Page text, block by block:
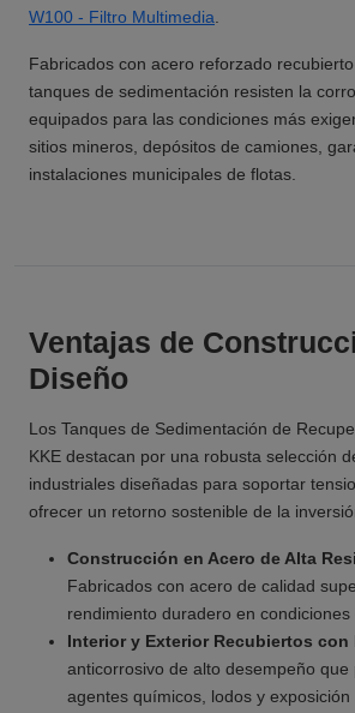
W100 - Filtro Multimedia
Fabricados con acero reforzado
tanques de sedimentación resisten la
equipados para las condiciones más
sitios mineros, depósitos de camiones,
instalaciones municipales de flotas.
Ventajas de
Diseño
Los Tanques de Sedimentación de
KKE destacan por una robusta selección
industriales diseñadas para soportar
ofrecer un retorno sostenible de la
Construcción en Acero de Alta
Fabricados con acero de calidad
rendimiento duradero en condiciones
Interior y Exterior Recubiertos con
anticorrosivo de alto desempeño que
agentes químicos, lodos y exposición